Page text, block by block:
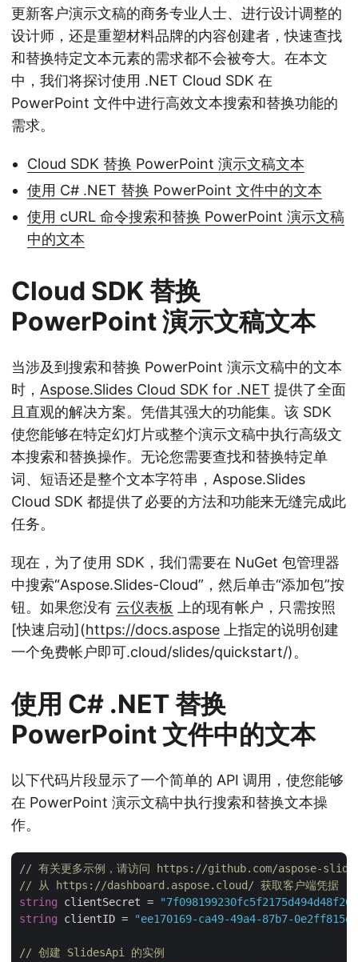
更新客户演示文稿的商务专业人士、进行设计调整的
设计师，还是重塑材料品牌的内容创建者，快速查找
和替换特定文本元素的需求都不会被夸大。在本文
中，我们将探讨使用 .NET Cloud SDK 在
PowerPoint 文件中进行高效文本搜索和替换功能的
需求。
Cloud SDK 替换 PowerPoint 演示文稿文本
使用 C# .NET 替换 PowerPoint 文件中的文本
使用 cURL 命令搜索和替换 PowerPoint 演示文稿
中的文本
Cloud SDK 替换
PowerPoint 演示文稿文本
当涉及到搜索和替换 PowerPoint 演示文稿中的文本
时， Aspose.Slides Cloud SDK for .NET 提供了全面
且直观的解决方案。凭借其强大的功能集。该 SDK
使您能够在特定幻灯片或整个演示文稿中执行高级文
本搜索和替换操作。无论您需要查找和替换特定单
词、短语还是整个文本字符串，Aspose.Slides
Cloud SDK 都提供了必要的方法和功能来无缝完成此
任务。
现在，为了使用 SDK，我们需要在 NuGet 包管理器
中搜索“Aspose.Slides-Cloud”，然后单击“添加包”按
钮。如果您没有 云仪表板 上的现有帐户，只需按照
[快速启动](https://docs.aspose 上指定的说明创建
一个免费帐户即可.cloud/slides/quickstart/)。
使用 C# .NET 替换
PowerPoint 文件中的文本
以下代码片段显示了一个简单的 API 调用，使您能够
在 PowerPoint 演示文稿中执行搜索和替换文本操
作。
// 有关更多示例，请访问 https://github.com/aspose-
// 从 https://dashboard.aspose.cloud/ 获取客户端凭据
string clientSecret =
string clientID = "ee170169-ca49-49a4-87b7-
// 创建 SlidesApi 的实例